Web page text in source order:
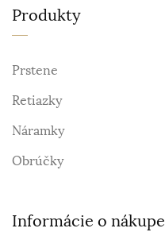
Produkty
Prstene
Retiazky
Náramky
Obrúčky
Informácie o nákupe